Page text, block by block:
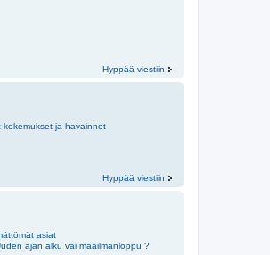
Hyppää viestiin
kokemukset ja havainnot
Hyppää viestiin
asiat
ajan alku vai maailmanloppu ?